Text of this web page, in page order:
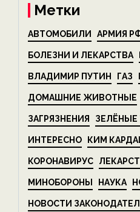
Метки
АВТОМОБИЛИ АРМИЯ
БОЛЕЗНИ И ЛЕКАРСТВА
ВЛАДИМИР ПУТИН ГАЗ
ДОМАШНИЕ ЖИВОТНЫЕ
ЗАГРЯЗНЕНИЯ ЗЕЛЁНЫЕ
ИНТЕРЕСНО КИМ
КОРОНАВИРУС
МИНОБОРОНЫ НАУКА
НОВОСТИ